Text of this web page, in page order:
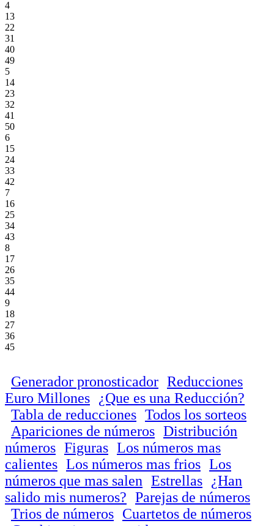
4
13
22
31
40
49
5
14
23
32
41
50
6
15
24
33
42
7
16
25
34
43
8
17
26
35
44
9
18
27
36
45
Generador pronosticador Reducciones
Euro Millones
¿Que es una Reducción?
Tabla de reducciones Todos los sorteos
Apariciones de números Distribución
números Figuras Los números mas
calientes Los números mas frios Los
números que mas salen Estrellas
¿Han
salido mis numeros? Parejas de números
Trios de números Cuartetos de números